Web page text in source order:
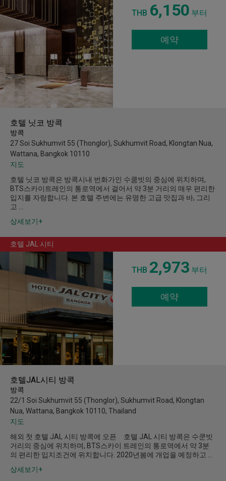
THB 6,150 부터
예약
호텔 닛코 방콕
방콕
27 Soi Sukhumvit 55 (Thonglor), Sukhumvit Road, Klongtan Nua,
Wattana, Bangkok 10110
지도
호텔 닛코 방콕은 방콕시내 번화가인 수쿰빗의 중심에 위치하며,
BTS스카이트레인의 통로역에서 걸어서 약 3분 거리의 매우 편리한
입지를 자랑합니다. 본 호텔 주변에는 유명한 고급 맛집과 바, 그리
고 …
상세보기+
호텔 JAL 시티
THB 2,973 부터
예약
호텔JAL시티 방콕
방콕
22/1 Soi Sukhumvit 55 (Thonglor), Sukhumvit Road, Klongtan
Nua, Wattana, Bangkok 10110, Thailand
지도
해외 첫 호텔 JAL 시티 방콕에 오픈 호텔 JAL 시티 방콕은 수쿤빗
거리의 중심에 위치하며, BTS스카이 트레인의 통로역에서 약 3분
의 편리한 입지조건에 위치합니다. 2020년봄에 개업을 예정하고 …
상세보기+